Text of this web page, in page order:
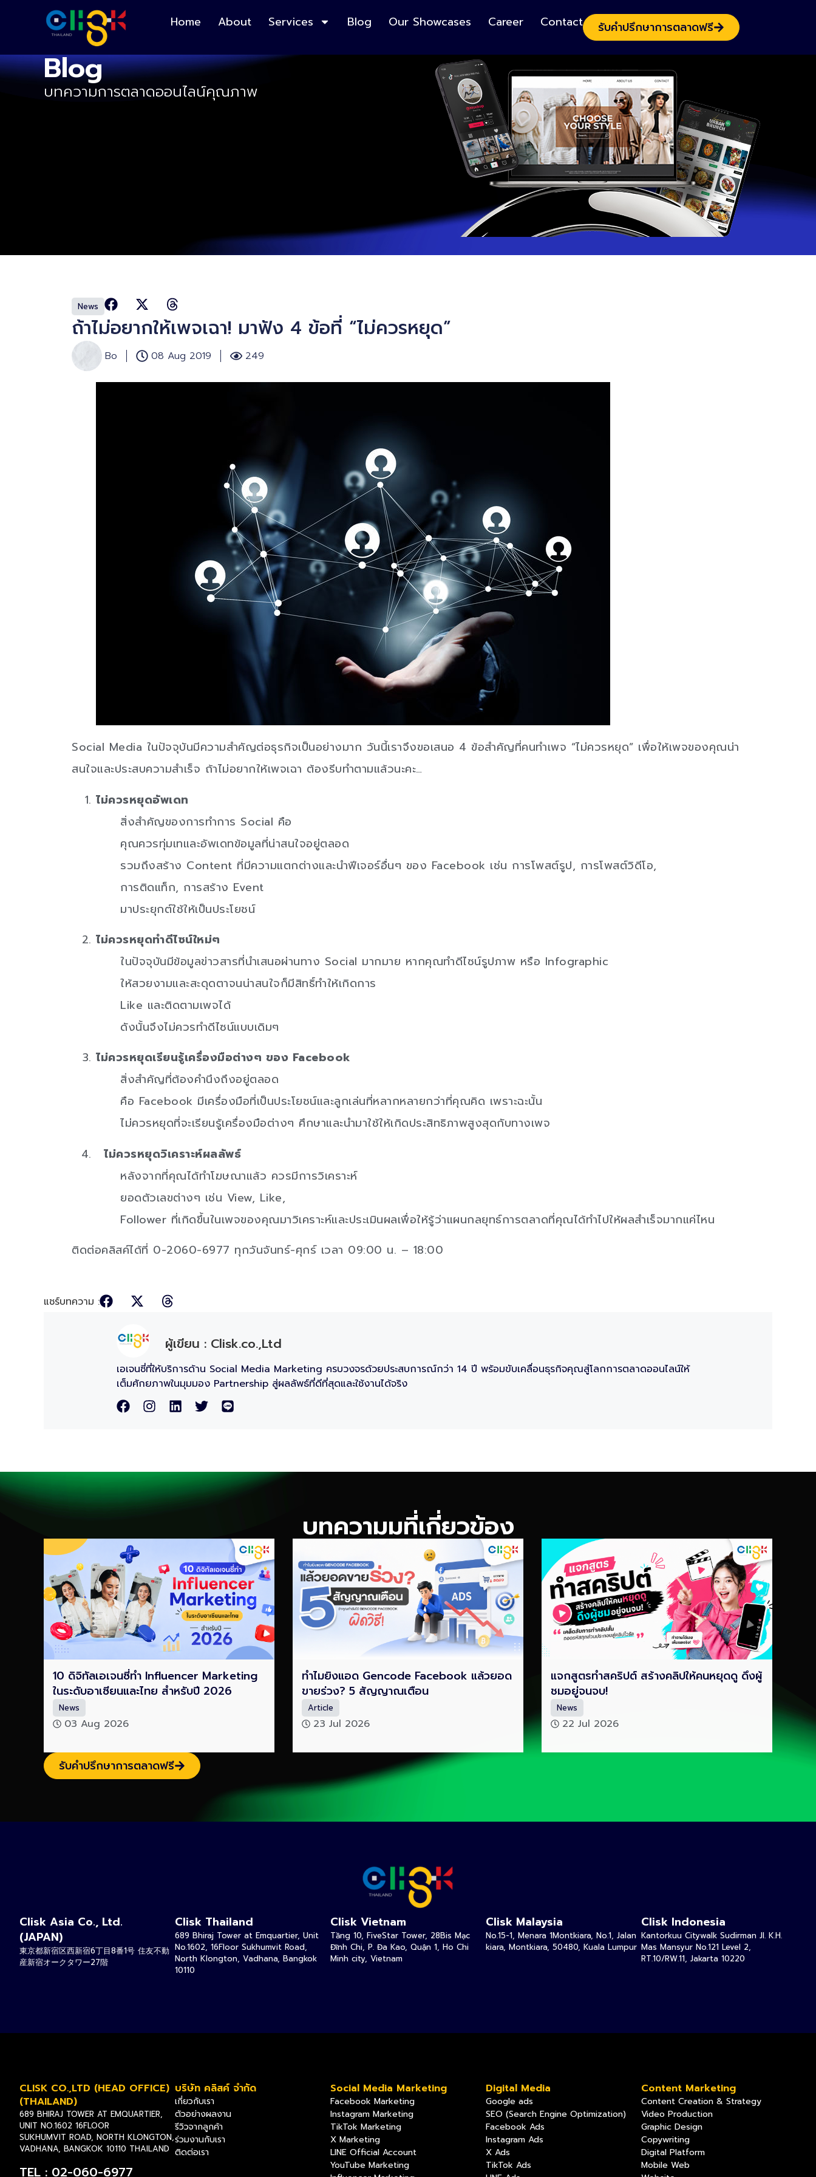
Home About Services Blog Our Showcases Career Contact รับคำปรึกษาการตลาดฟรี
Blog
บทความการตลาดออนไลน์คุณภาพ
News
ถ้าไม่อยากให้เพจเฉา! มาฟัง 4 ข้อที่ “ไม่ควรหยุด”
Bo 08 Aug 2019 249
Social Media ในปัจจุบันมีความสำคัญต่อธุรกิจเป็นอย่างมาก วันนี้เราจึงขอเสนอ 4 ข้อสำคัญที่คนทำเพจ “ไม่ควรหยุด” เพื่อให้เพจของคุณน่า
สนใจและประสบความสำเร็จ ถ้าไม่อยากให้เพจเฉา ต้องรีบทำตามแล้วนะคะ…
ไม่ควรหยุดอัพเดท
สิ่งสำคัญของการทำการ Social คือ
คุณควรทุ่มเทและอัพเดทข้อมูลที่น่าสนใจอยู่ตลอด
รวมถึงสร้าง Content ที่มีความแตกต่างและนำฟีเจอร์อื่นๆ ของ Facebook เช่น การโพสต์รูป, การโพสต์วิดีโอ,
การติดแท็ก, การสร้าง Event
มาประยุกต์ใช้ให้เป็นประโยชน์
ไม่ควรหยุดทำดีไซน์ใหม่ๆ
ในปัจจุบันมีข้อมูลข่าวสารที่นำเสนอผ่านทาง Social มากมาย หากคุณทำดีไซน์รูปภาพ หรือ Infographic
ให้สวยงามและสะดุดตาจนน่าสนใจก็มีสิทธิ์ทำให้เกิดการ
Like และติดตามเพจได้
ดังนั้นจึงไม่ควรทำดีไซน์แบบเดิมๆ
ไม่ควรหยุดเรียนรู้เครื่องมือต่างๆ ของ Facebook
สิ่งสำคัญที่ต้องคำนึงถึงอยู่ตลอด
คือ Facebook มีเครื่องมือที่เป็นประโยชน์และลูกเล่นที่หลากหลายกว่าที่คุณคิด เพราะฉะนั้น
ไม่ควรหยุดที่จะเรียนรู้เครื่องมือต่างๆ ศึกษาและนำมาใช้ให้เกิดประสิทธิภาพสูงสุดกับทางเพจ
ไม่ควรหยุดวิเคราะห์ผลลัพธ์
หลังจากที่คุณได้ทำโฆษณาแล้ว ควรมีการวิเคราะห์
ยอดตัวเลขต่างๆ เช่น View, Like,
Follower ที่เกิดขึ้นในเพจของคุณมาวิเคราะห์และประเมินผลเพื่อให้รู้ว่าแผนกลยุทธ์การตลาดที่คุณได้ทำไปให้ผลสำเร็จมากแค่ไหน
ติดต่อคลิสค์ได้ที่ 0-2060-6977 ทุกวันจันทร์-ศุกร์ เวลา 09:00 น. – 18:00
แชร์บทความ :
ผู้เขียน : Clisk.co.,Ltd
เอเจนซี่ที่ให้บริการด้าน Social Media Marketing ครบวงจรด้วยประสบการณ์กว่า 14 ปี พร้อมขับเคลื่อนธุรกิจคุณสู่โลกการตลาดออนไลน์ให้
เต็มศักยภาพในมุมมอง Partnership สู่ผลลัพธ์ที่ดีที่สุดและใช้งานได้จริง
บทความมที่เกี่ยวข้อง
10 ดิจิทัลเอเจนซี่ทำ Influencer Marketing
ในระดับอาเซียนและไทย สำหรับปี 2026
News
03 Aug 2026
ทำไมยิงแอด Gencode Facebook แล้วยอด
ขายร่วง? 5 สัญญาณเตือน
Article
23 Jul 2026
แจกสูตรทำสคริปต์ สร้างคลิปให้คนหยุดดู ดึงผู้
ชมอยู่จนจบ!
News
22 Jul 2026
รับคำปรึกษาการตลาดฟรี
Clisk Asia Co., Ltd.
(JAPAN)
東京都新宿区西新宿6丁目8番1号 住友不動
産新宿オークタワー27階
Clisk Thailand
689 Bhiraj Tower at Emquartier, Unit
No.1602, 16Floor Sukhumvit Road,
North Klongton, Vadhana, Bangkok
10110
Clisk Vietnam
Tầng 10, FiveStar Tower, 28Bis Mạc
Đĩnh Chi, P. Đa Kao, Quận 1, Ho Chi
Minh city, Vietnam
Clisk Malaysia
No.15-1, Menara 1Montkiara, No.1, Jalan
kiara, Montkiara, 50480, Kuala Lumpur
Clisk Indonesia
Kantorkuu Citywalk Sudirman Jl. K.H.
Mas Mansyur No.121 Level 2,
RT.10/RW.11, Jakarta 10220
CLISK CO.,LTD (HEAD OFFICE)
(THAILAND)
689 BHIRAJ TOWER AT EMQUARTIER,
UNIT NO.1602 16FLOOR
SUKHUMVIT ROAD, NORTH KLONGTON,
VADHANA, BANGKOK 10110 THAILAND
TEL : 02-060-6977
บริษัท คลิสค์ จำกัด
เกี่ยวกับเรา
ตัวอย่างผลงาน
รีวิวจากลูกค้า
ร่วมงานกับเรา
ติดต่อเรา
Social Media Marketing
Facebook Marketing
Instagram Marketing
TikTok Marketing
X Marketing
LINE Official Account
YouTube Marketing
Digital Media
Google ads
SEO (Search Engine Optimization)
Facebook Ads
Instagram Ads
X Ads
TikTok Ads
Content Marketing
Content Creation & Strategy
Video Production
Graphic Design
Copywriting
Digital Platform
Mobile Web